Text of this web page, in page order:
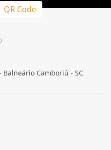
QR Code
Balneário Camboriú - SC